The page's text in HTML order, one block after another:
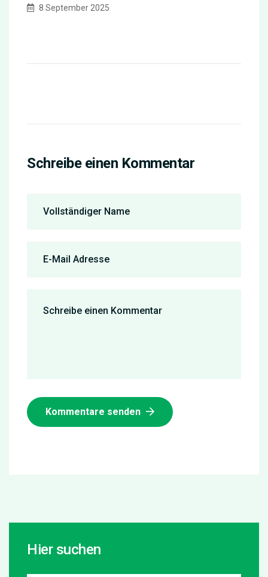
8 September 2025
Schreibe einen Kommentar
Kommentare senden
Hier suchen